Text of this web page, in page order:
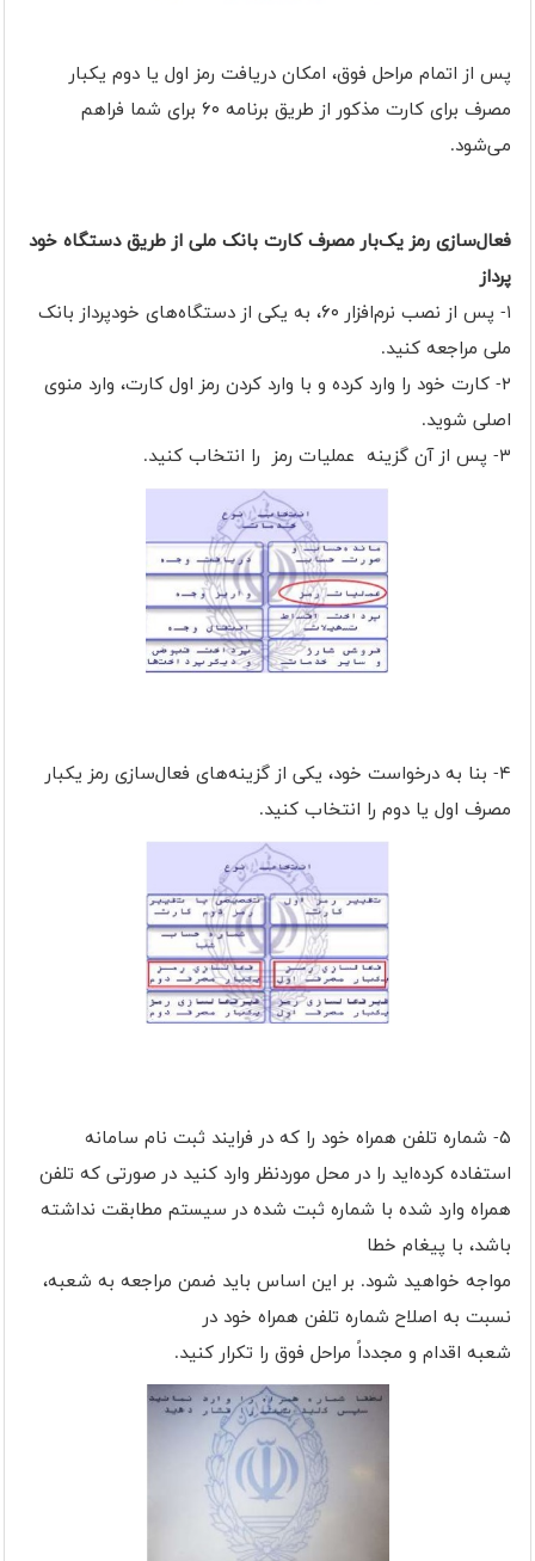
پس از اتمام مراحل فوق، امکان دریافت رمز اول یا دوم یکبار
مصرف برای کارت مذکور از طریق برنامه ۶۰ برای شما فراهم
می‌شود.
فعال‌سازی رمز یک‌بار مصرف کارت بانک ملی از طریق دستگاه خود
پرداز
۱- پس از نصب نرم‌افزار ۶۰، به یکی از دستگاه‌های خودپرداز بانک
ملی مراجعه کنید.
۲- کارت خود را وارد کرده و با وارد کردن رمز اول کارت، وارد منوی
اصلی شوید.
۳- پس از آن گزینه عملیات رمز را انتخاب کنید.
۴- بنا به درخواست خود، یکی از گزینه‌های فعال‌سازی رمز یکبار
مصرف اول یا دوم را انتخاب کنید.
۵- شماره تلفن همراه خود را که در فرایند ثبت نام سامانه
استفاده کرده‌اید را در محل موردنظر وارد کنید در صورتی که تلفن
همراه وارد شده با شماره ثبت شده در سیستم مطابقت نداشته
باشد، با پیغام خطا
مواجه خواهید شود. بر این اساس باید ضمن مراجعه به شعبه،
نسبت به اصلاح شماره تلفن همراه خود در
شعبه اقدام و مجدداً مراحل فوق را تکرار کنید.